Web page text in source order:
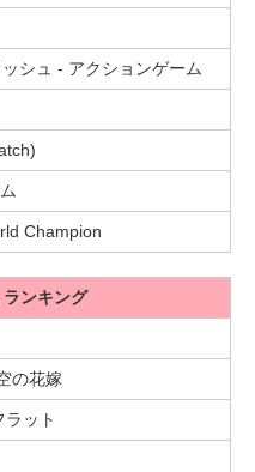
シュ - アクションゲーム
Champion
ンキング
の花嫁
ット